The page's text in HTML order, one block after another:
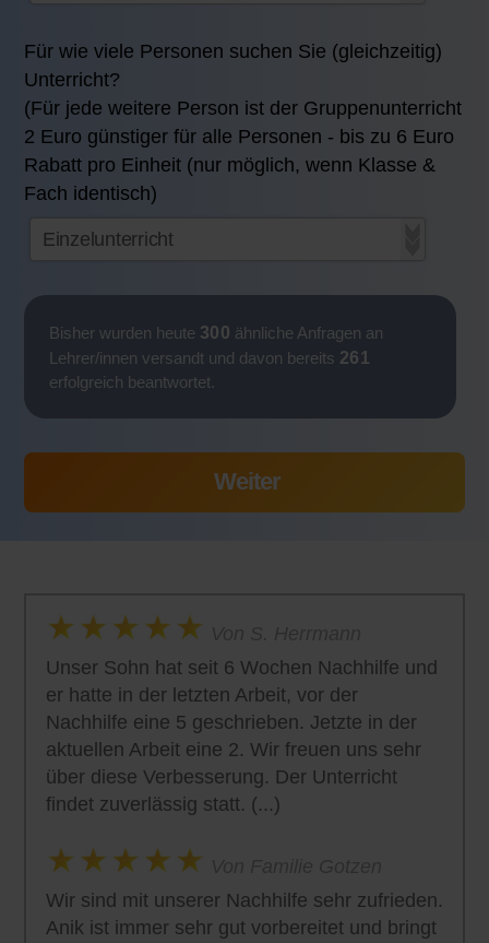
Für wie viele Personen suchen Sie (gleichzeitig)
Unterricht?
(Für jede weitere Person ist der Gruppenunterricht
2 Euro günstiger für alle Personen - bis zu 6 Euro
Rabatt pro Einheit (nur möglich, wenn Klasse &
Fach identisch)
Bisher wurden heute 300 ähnliche Anfragen an
Lehrer/innen versandt und davon bereits 261
erfolgreich beantwortet.
Unser Sohn hat seit 6 Wochen Nachhilfe und
er hatte in der letzten Arbeit, vor der
Nachhilfe eine 5 geschrieben. Jetzte in der
aktuellen Arbeit eine 2. Wir freuen uns sehr
über diese Verbesserung. Der Unterricht
findet zuverlässig statt. (...)
Wir sind mit unserer Nachhilfe sehr zufrieden.
Anik ist immer sehr gut vorbereitet und bringt